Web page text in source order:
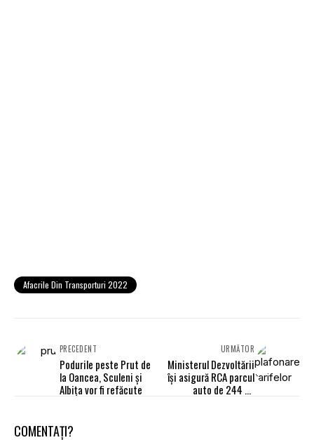
Afacrile Din Transporturi 2022
PRECEDENT
Podurile peste Prut de
la Oancea, Sculeni și
Albița vor fi refăcute
URMĂTOR
Ministerul Dezvoltării
își asigură RCA parcul
auto de 244 de
COMENTAȚI?